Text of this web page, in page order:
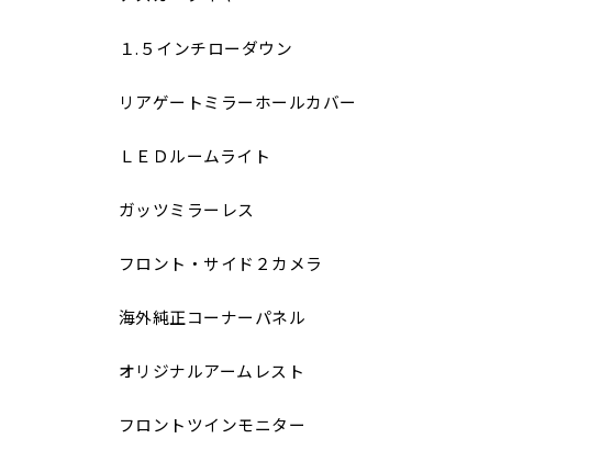
１.５インチローダウン
リアゲートミラーホールカバー
ＬＥＤルームライト
ガッツミラーレス
フロント・サイド２カメラ
海外純正コーナーパネル
オリジナルアームレスト
フロントツインモニター